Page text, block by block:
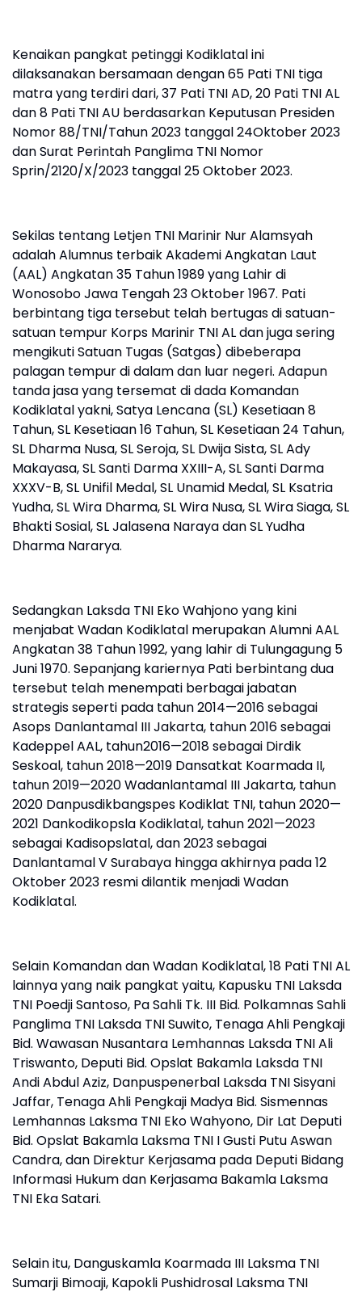
Kenaikan pangkat petinggi Kodiklatal ini
dilaksanakan bersamaan dengan 65 Pati TNI tiga
matra yang terdiri dari, 37 Pati TNI AD, 20 Pati TNI AL
dan 8 Pati TNI AU berdasarkan Keputusan Presiden
Nomor 88/TNI/Tahun 2023 tanggal 24Oktober 2023
dan Surat Perintah Panglima TNI Nomor
Sprin/2120/X/2023 tanggal 25 Oktober 2023.
Sekilas tentang Letjen TNI Marinir Nur Alamsyah
adalah Alumnus terbaik Akademi Angkatan Laut
(AAL) Angkatan 35 Tahun 1989 yang Lahir di
Wonosobo Jawa Tengah 23 Oktober 1967. Pati
berbintang tiga tersebut telah bertugas di satuan-
satuan tempur Korps Marinir TNI AL dan juga sering
mengikuti Satuan Tugas (Satgas) dibeberapa
palagan tempur di dalam dan luar negeri. Adapun
tanda jasa yang tersemat di dada Komandan
Kodiklatal yakni, Satya Lencana (SL) Kesetiaan 8
Tahun, SL Kesetiaan 16 Tahun, SL Kesetiaan 24 Tahun,
SL Dharma Nusa, SL Seroja, SL Dwija Sista, SL Ady
Makayasa, SL Santi Darma XXIII-A, SL Santi Darma
XXXV-B, SL Unifil Medal, SL Unamid Medal, SL Ksatria
Yudha, SL Wira Dharma, SL Wira Nusa, SL Wira Siaga, SL
Bhakti Sosial, SL Jalasena Naraya dan SL Yudha
Dharma Nararya.
Sedangkan Laksda TNI Eko Wahjono yang kini
menjabat Wadan Kodiklatal merupakan Alumni AAL
Angkatan 38 Tahun 1992, yang lahir di Tulungagung 5
Juni 1970. Sepanjang kariernya Pati berbintang dua
tersebut telah menempati berbagai jabatan
strategis seperti pada tahun 2014—2016 sebagai
Asops Danlantamal III Jakarta, tahun 2016 sebagai
Kadeppel AAL, tahun2016—2018 sebagai Dirdik
Seskoal, tahun 2018—2019 Dansatkat Koarmada II,
tahun 2019—2020 Wadanlantamal III Jakarta, tahun
2020 Danpusdikbangspes Kodiklat TNI, tahun 2020—
2021 Dankodikopsla Kodiklatal, tahun 2021—2023
sebagai Kadisopslatal, dan 2023 sebagai
Danlantamal V Surabaya hingga akhirnya pada 12
Oktober 2023 resmi dilantik menjadi Wadan
Kodiklatal.
Selain Komandan dan Wadan Kodiklatal, 18 Pati TNI AL
lainnya yang naik pangkat yaitu, Kapusku TNI Laksda
TNI Poedji Santoso, Pa Sahli Tk. III Bid. Polkamnas Sahli
Panglima TNI Laksda TNI Suwito, Tenaga Ahli Pengkaji
Bid. Wawasan Nusantara Lemhannas Laksda TNI Ali
Triswanto, Deputi Bid. Opslat Bakamla Laksda TNI
Andi Abdul Aziz, Danpuspenerbal Laksda TNI Sisyani
Jaffar, Tenaga Ahli Pengkaji Madya Bid. Sismennas
Lemhannas Laksma TNI Eko Wahyono, Dir Lat Deputi
Bid. Opslat Bakamla Laksma TNI I Gusti Putu Aswan
Candra, dan Direktur Kerjasama pada Deputi Bidang
Informasi Hukum dan Kerjasama Bakamla Laksma
TNI Eka Satari.
Selain itu, Danguskamla Koarmada III Laksma TNI
Sumarji Bimoaji, Kapokli Pushidrosal Laksma TNI